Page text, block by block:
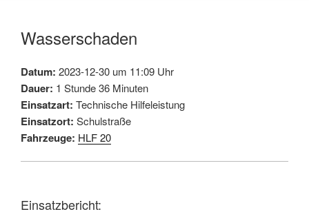
Wasserschaden
Datum: 2023-12-30 um 11:09 Uhr
Dauer: 1 Stunde 36 Minuten
Einsatzart: Technische Hilfeleistung
Einsatzort: Schulstraße
Fahrzeuge: HLF 20
Einsatzbericht: